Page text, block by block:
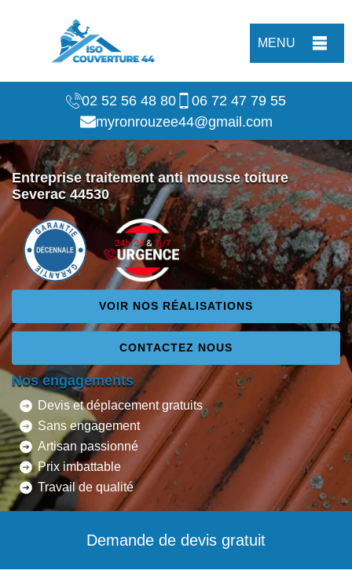
MENU
02 52 56 48 80
06 72 47 79 55
myronrouzee44@gmail.com
Entreprise traitement anti mousse toiture
Severac 44530
VOIR NOS RÉALISATIONS
CONTACTEZ NOUS
Nos engagements
Devis et déplacement gratuits
Sans engagement
Artisan passionné
Prix imbattable
Travail de qualité
Demande de devis gratuit